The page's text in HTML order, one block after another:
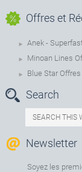
Offres et
Anek -
Minoan Lines
Blue Star Offres
Search
Newsletter
Soyez les